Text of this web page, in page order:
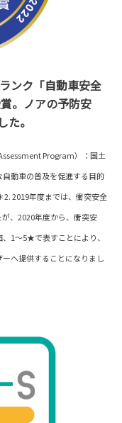
ンク「自動車安全
。ノアの予防安
。
Program）：国土
自動車の普及を促進する目的
2019年度までは、衝突安全
、2020年度から、衝突安
1～5★で表すことにより、
へ提供することになりまし